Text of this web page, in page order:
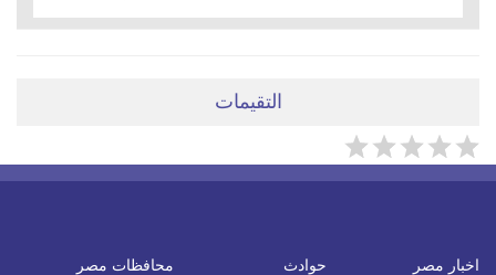
التقيمات
اخبار مصر حوادث
محافظات مصر